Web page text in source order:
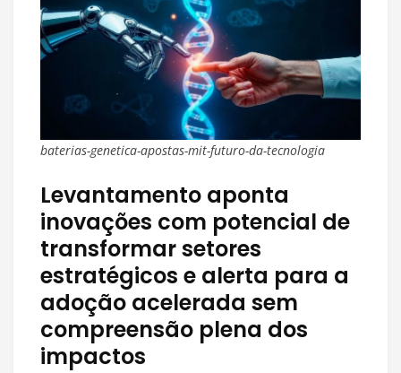
baterias-genetica-apostas-mit-futuro-da-tecnologia
Levantamento aponta
inovações com potencial de
transformar setores
estratégicos e alerta para a
adoção acelerada sem
compreensão plena dos
impactos